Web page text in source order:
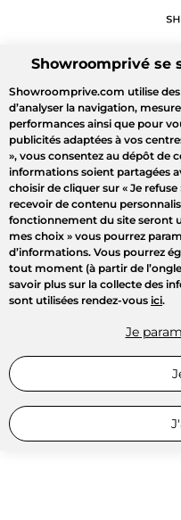
Showroomprivé se
Showroomprive.com utilise
d’analyser la navigation,
performances ainsi que pour
publicités adaptées à vos
», vous consentez au dépôt de
informations soient partagées
choisir de cliquer sur « Je refuse
recevoir de contenu
fonctionnement du site seront
mes choix » vous pourrez
d’informations. Vous pourrez
tout moment (à partir de
savoir plus sur la collecte des
sont utilisées rendez-vous ici.
Je